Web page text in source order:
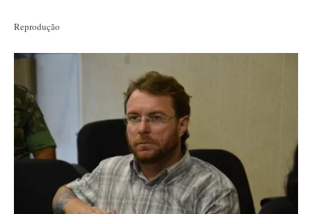
Reprodução